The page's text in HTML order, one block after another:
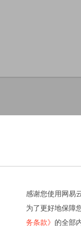
感谢您使用网易
为了更好地保障
务条款》 的全部